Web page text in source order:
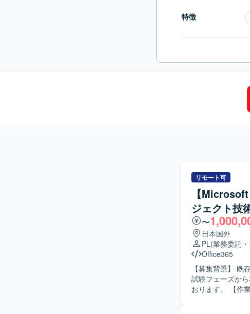
特徴
リモート可
【
ジェクト技
〜
日本国外
PL(業務委託
Office365
【募集背景】
試験フェーズか
おります。 【作業内容】 Microsoft 365移行プロジェクトにおける技術面のリードをご担当いた